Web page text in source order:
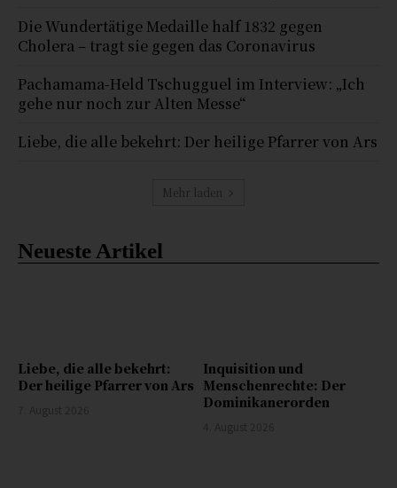
Neueste Artikel
Liebe, die alle bekehrt:
Der heilige Pfarrer von Ars
Inquisition und
Menschenrechte: Der
Dominikanerorden
Die Wundertätige Medaille half 1832 gegen
Cholera – tragt sie gegen das Coronavirus
Pachamama-Held Tschugguel im Interview: „Ich
gehe nur noch zur Alten Messe“
Liebe, die alle bekehrt: Der heilige Pfarrer von Ars
Mehr laden